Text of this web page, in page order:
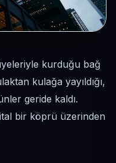
kurduğu bağ
kulağa yayıldığı,
geride kaldı.
bir köprü üzerinden